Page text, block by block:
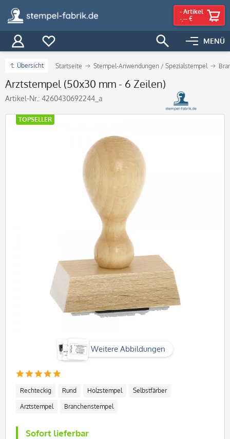
MENÜ
- Artikel
-,-- €
Übersicht Startseite Stempel-Anwendungen / Spezialstempel
Arztstempel (50x30 mm - 6 Zeilen)
Artikel-Nr.: 4260430692244_a
Weitere Abbildungen
TOPSELLER
Rechteckig Rund Holzstempel Selbstfärber
Arztstempel Branchenstempel
Sofort lieferbar